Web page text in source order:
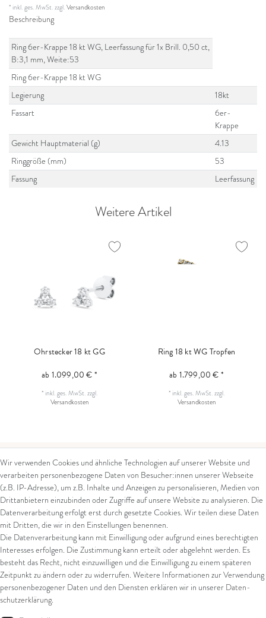
* inkl. ges. MwSt. zzgl.Versandkosten
Beschreibung
Ring 6er-Krappe 18 kt WG, Leerfassung für 1x Brill. 0,50 ct,
B:3,1 mm, Weite:53
Ring 6er-Krappe 18 kt WG
Legierung
18kt
Fassart
6er-
Krappe
Gewicht Hauptmaterial (g)
4.13
Ringgröße (mm)
53
Fassung
Leerfassung
Weitere Artikel
Ohrstecker 18 kt GG
ab 1.099,00 € *
* inkl. ges. MwSt.zzgl.
Versandkosten
Ring 18 kt WG Tropfen
ab 1.799,00 € *
* inkl. ges. MwSt.zzgl.
Versandkosten
Kontakt
Kontaktformular
Arena in Arte GmbH
Marktgasse 2,
8600 Dübendorf
Tel: +41 44 821 60 40
E-Mail:info@goldschmiede-
Rechtliches
AGB
Datenschutz
Widerrufsrecht
Zahlung und Versand
Widerrufsformular
Wir verwenden Cookies und ähnliche Technologien auf unserer Website und
verarbeiten personenbezogene Daten von Besucher:innen unserer Webseite
(z.B. IP-Adresse), um z.B. Inhalte und Anzeigen zu personalisieren, Medien von
Drittanbietern einzubinden oder Zugriffe auf unsere Website zu analysieren. Die
Datenverarbeitung erfolgt erst durch gesetzte Cookies. Wir teilen diese Daten
mit Dritten, die wir in den Einstellungen benennen.
Die Datenverarbeitung kann mit Einwilligung oder aufgrund eines berechtigten
Interesses erfolgen. Die Zustimmung kann erteilt oder abgelehnt werden. Es
besteht das Recht, nicht einzuwilligen und die Einwilligung zu einem späteren
Zeitpunkt zu ändern oder zu widerrufen. Weitere Informationen zur Verwendung
personenbezogener Daten und den Diensten erklären wir in unserer Daten­
schutz­erklärung.